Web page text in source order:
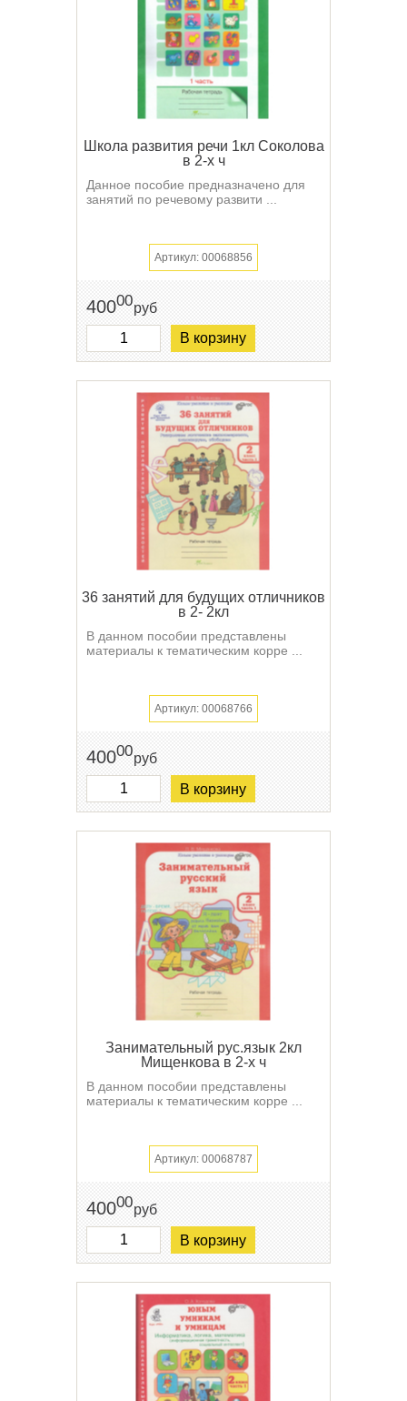
Школа развития речи 1кл Соколова
в 2-х ч
Данное пособие предназначено для
занятий по речевому развити ...
Артикул: 00068856
40000руб
В корзину
36 занятий для будущих отличников
в 2- 2кл
В данном пособии представлены
материалы к тематическим корре ...
Артикул: 00068766
40000руб
В корзину
Занимательный рус.язык 2кл
Мищенкова в 2-х ч
В данном пособии представлены
материалы к тематическим корре ...
Артикул: 00068787
40000руб
В корзину